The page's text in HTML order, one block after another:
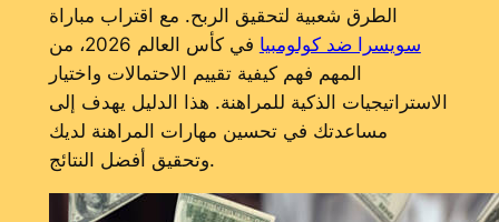
الطرق شعبية لتحقيق الربح. مع اقتراب مباراة
سويسرا ضد كولومبيا
في كأس العالم 2026، من
المهم فهم كيفية تقييم الاحتمالات واختيار
الاستراتيجيات الذكية للمراهنة. هذا الدليل يهدف إلى
مساعدتك في تحسين مهارات المراهنة لديك
وتحقيق أفضل النتائج.